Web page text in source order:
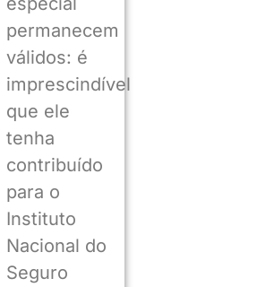
permanecem
válidos: é
imprescindível
que ele
tenha
contribuído
para o
Instituto
Nacional do
Seguro